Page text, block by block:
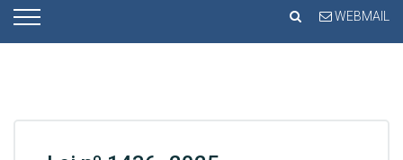
WEBMAIL